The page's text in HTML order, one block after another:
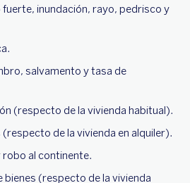
fuerte, inundación, rayo, pedrisco y
salvamento y tasa de
(respecto de la vivienda habitual).
(respecto de la vivienda en alquiler).
al continente.
bienes (respecto de la vivienda